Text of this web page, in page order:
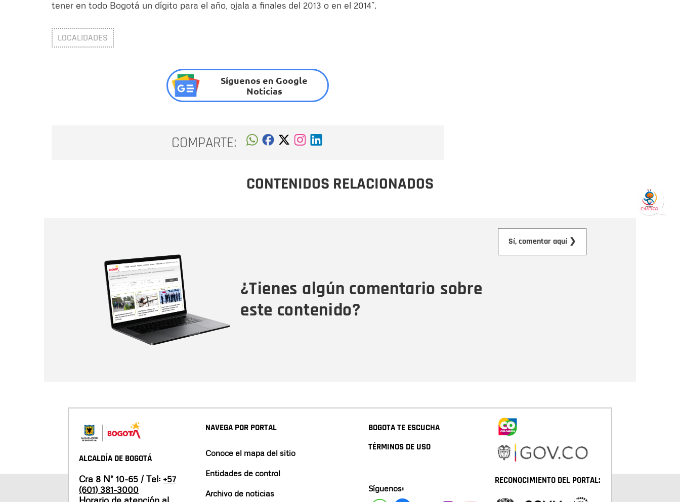
tener en todo Bogotá un dígito para el año, ojala a finales del 2013 o en el 2014”.
LOCALIDADES
Síguenos en Google
Noticias
COMPARTE:
CONTENIDOS RELACIONADOS
¿Tienes algún comentario sobre
este contenido?
Sí, comentar aquí ❯
ALCALDÍA DE BOGOTÁ
Cra 8 N° 10-65 / Tel: +57
(601) 381-3000
NAVEGA POR PORTAL
Conoce el mapa del sitio
Entidades de control
Archivo de noticias
BOGOTA TE ESCUCHA
TÉRMINOS DE USO
Síguenos:
RECONOCIMIENTO DEL PORTAL: